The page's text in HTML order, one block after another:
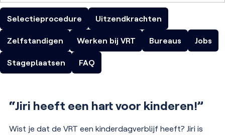
Selectieprocedure Uitzendkrachten
Zelfstandigen Werken bij VRT Bureaus Jobs
Stageplaatsen FAQ
“Jiri heeft een hart voor kinderen!”
Wist je dat de VRT een kinderdagverblijf heeft? Jiri is